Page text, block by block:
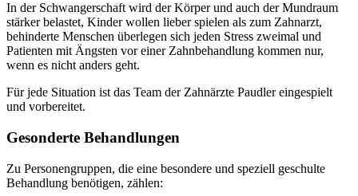
In der Schwangerschaft wird der Körper und auch der Mundraum
stärker belastet, Kinder wollen lieber spielen als zum Zahnarzt,
behinderte Menschen überlegen sich jeden Stress zweimal und
Patienten mit Ängsten vor einer Zahnbehandlung kommen nur,
wenn es nicht anders geht.
Für jede Situation ist das Team der Zahnärzte Paudler eingespielt
und vorbereitet.
Gesonderte Behandlungen
Zu Personengruppen, die eine besondere und speziell geschulte
Behandlung benötigen, zählen: